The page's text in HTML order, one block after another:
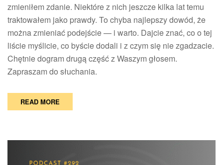
zmieniłem zdanie. Niektóre z nich jeszcze kilka lat temu
traktowałem jako prawdy. To chyba najlepszy dowód, że
można zmieniać podejście — i warto. Dajcie znać, co o tej
liście myślicie, co byście dodali i z czym się nie zgadzacie.
Chętnie dogram drugą część z Waszym głosem.
Zapraszam do słuchania.
READ MORE